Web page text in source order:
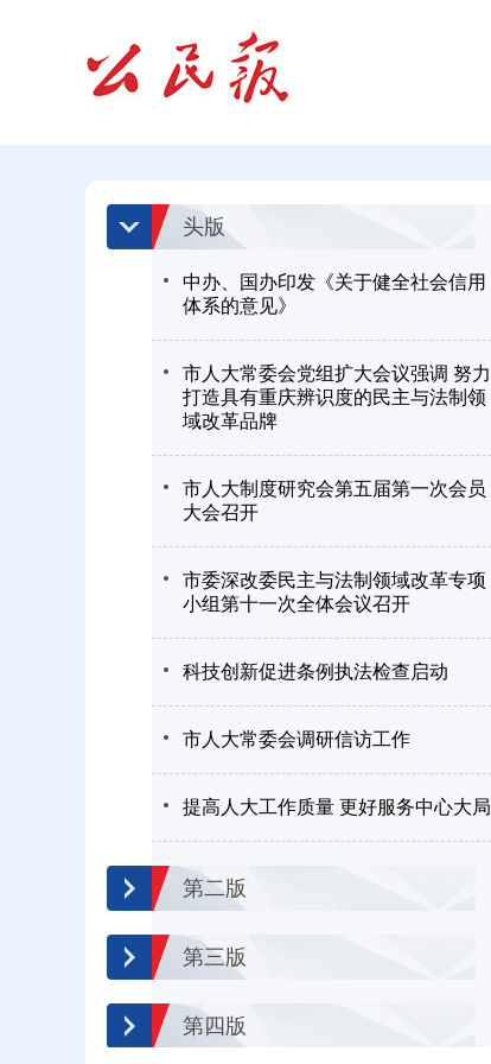
头版
中办、国办印发《关于健全社会信用
体系的意见》
市人大常委会党组扩大会议强调 努力
打造具有重庆辨识度的民主与法制领
域改革品牌
市人大制度研究会第五届第一次会员
大会召开
市委深改委民主与法制领域改革专项
小组第十一次全体会议召开
科技创新促进条例执法检查启动
市人大常委会调研信访工作
提高人大工作质量 更好服务中心大局
第二版
第三版
第四版